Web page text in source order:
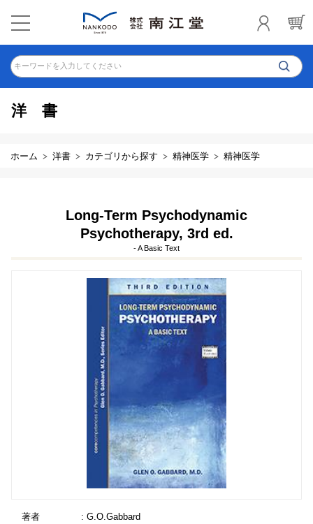
キーワードを入力してください
洋書
ホーム 洋書 カテゴリから探す 精神医学 精神医学
Long-Term Psychodynamic
Psychotherapy, 3rd ed.
- A Basic Text
著者
: G.O.Gabbard